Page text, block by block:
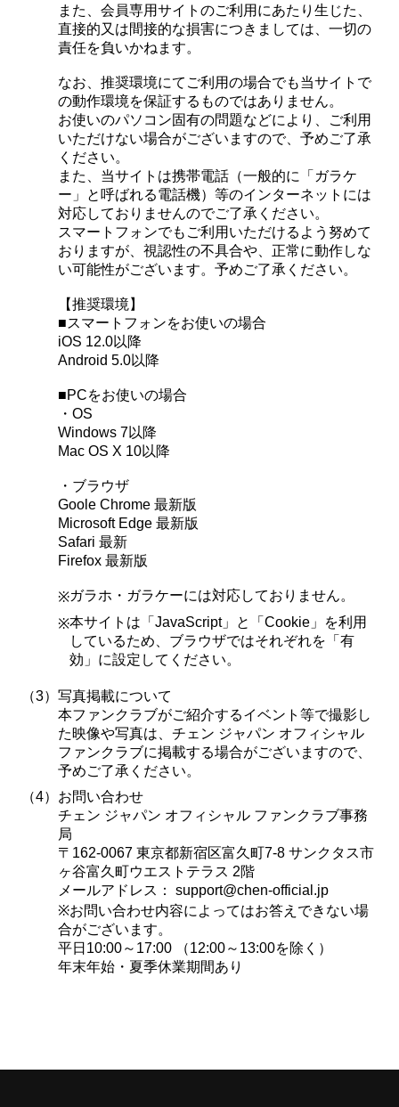
また、会員専用サイトのご利用にあたり生じた、
直接的又は間接的な損害につきましては、一切の
責任を負いかねます。
なお、推奨環境にてご利用の場合でも当サイトで
の動作環境を保証するものではありません。
お使いのパソコン固有の問題などにより、ご利用
いただけない場合がございますので、予めご了承
ください。
また、当サイトは携帯電話（一般的に「ガラケ
ー」と呼ばれる電話機）等のインターネットには
対応しておりませんのでご了承ください。
スマートフォンでもご利用いただけるよう努めて
おりますが、視認性の不具合や、正常に動作しな
い可能性がございます。予めご了承ください。
【推奨環境】
■スマートフォンをお使いの場合
iOS 12.0以降
Android 5.0以降
■PCをお使いの場合
・OS
Windows 7以降
Mac OS X 10以降
・ブラウザ
Goole Chrome 最新版
Microsoft Edge 最新版
Safari 最新
Firefox 最新版
※ガラホ・ガラケーには対応しておりません。
※本サイトは「JavaScript」と「Cookie」を利用
しているため、ブラウザではそれぞれを「有
効」に設定してください。
（3） 写真掲載について
本ファンクラブがご紹介するイベント等で撮影し
た映像や写真は、チェン ジャパン オフィシャル
ファンクラブに掲載する場合がございますので、
予めご了承ください。
（4） お問い合わせ
チェン ジャパン オフィシャル ファンクラブ事務
局
〒162-0067 東京都新宿区富久町7-8 サンクタス市
ヶ谷富久町ウエストテラス 2階
メールアドレス： support@chen-official.jp
※お問い合わせ内容によってはお答えできない場
合がございます。
平日10:00～17:00 （12:00～13:00を除く）
年末年始・夏季休業期間あり